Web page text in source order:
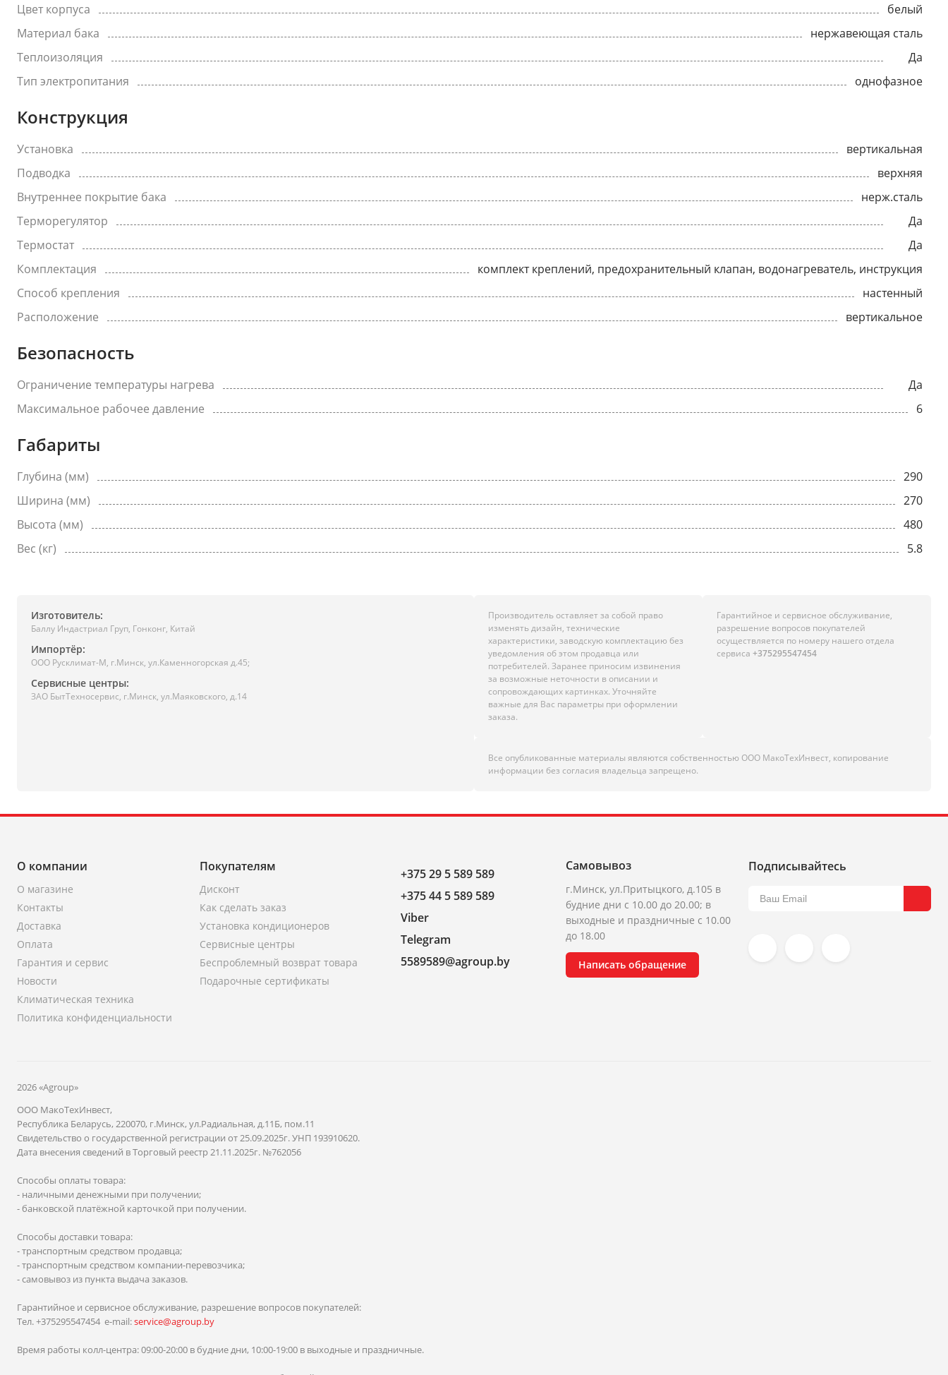
Цвет корпуса
белый
Материал бака
нержавеющая сталь
Теплоизоляция
Да
Тип электропитания
однофазное
Конструкция
Установка
вертикальная
Подводка
верхняя
Внутреннее покрытие бака
нерж.сталь
Терморегулятор
Да
Термостат
Да
Комплектация
комплект креплений, предохранительный клапан, водонагреватель, инструкция
Способ крепления
настенный
Расположение
вертикальное
Безопасность
Ограничение температуры нагрева
Да
Максимальное рабочее давление
6
Габариты
Глубина (мм)
290
Ширина (мм)
270
Высота (мм)
480
Вес (кг)
5.8
Изготовитель:
Баллу Индастриал Груп, Гонконг, Китай
Импортёр:
ООО Русклимат-М, г.Минск, ул.Каменногорская д.45;
Сервисные центры:
ЗАО БытТехносервис, г.Минск, ул.Маяковского, д.14
Производитель оставляет за собой право
изменять дизайн, технические
характеристики, заводскую комплектацию без
уведомления об этом продавца или
потребителей. Заранее приносим извинения
за возможные неточности в описании и
сопровождающих картинках. Уточняйте
важные для Вас параметры при оформлении
заказа.
Гарантийное и сервисное обслуживание,
разрешение вопросов покупателей
осуществляется по номеру нашего отдела
сервиса +375295547454
Все опубликованные материалы являются собственностью ООО МакоТехИнвест, копирование
информации без согласия владельца запрещено.
О компании
О магазине
Контакты
Доставка
Оплата
Гарантия и сервис
Новости
Климатическая техника
Политика конфиденциальности
Покупателям
Дисконт
Как сделать заказ
Установка кондиционеров
Сервисные центры
Беспроблемный возврат товара
Подарочные сертификаты
+375 29 5 589 589
+375 44 5 589 589
Viber
Telegram
5589589@agroup.by
Самовывоз
г.Минск, ул.Притыцкого, д.105 в
будние дни с 10.00 до 20.00; в
выходные и праздничные с 10.00
до 18.00
Написать обращение
Подписывайтесь
2026 «Agroup»
ООО МакоТехИнвест,
Республика Беларусь, 220070, г.Минск, ул.Радиальная, д.11Б, пом.11
Свидетельство о государственной регистрации от 25.09.2025г. УНП 193910620.
Дата внесения сведений в Торговый реестр 21.11.2025г. №762056
Способы оплаты товара:
- наличными денежными при получении;
- банковской платёжной карточкой при получении.
Способы доставки товара:
- транспортным средством продавца;
- транспортным средством компании-перевозчика;
- самовывоз из пункта выдача заказов.
Гарантийное и сервисное обслуживание, разрешение вопросов покупателей:
Тел. +375295547454 e-mail:service@agroup.by
Время работы колл-центра: 09:00-20:00 в будние дни, 10:00-19:00 в выходные и праздничные.